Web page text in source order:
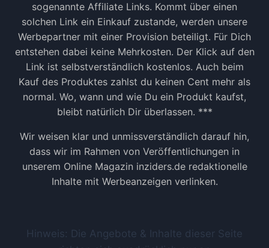
sogenannte Affiliate Links. Kommt über einen
solchen Link ein Einkauf zustande, werden unsere
Werbepartner mit einer Provision beteiligt. Für Dich
entstehen dabei keine Mehrkosten. Der Klick auf den
Link ist selbstverständlich kostenlos. Auch beim
Kauf des Produktes zahlst du keinen Cent mehr als
normal. Wo, wann und wie Du ein Produkt kaufst,
bleibt natürlich Dir überlassen. ***
Wir weisen klar und unmissverständlich darauf hin,
dass wir im Rahmen von Veröffentlichungen in
unserem Online Magazin inziders.de redaktionelle
Inhalte mit Werbeanzeigen verlinken.
Hinweis: Die Angebote & Inhalte dieser Seite